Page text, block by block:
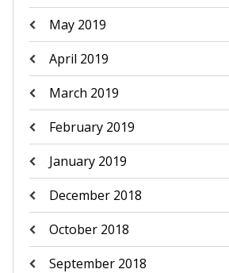
May 2019
April 2019
March 2019
February 2019
January 2019
December 2018
October 2018
September 2018